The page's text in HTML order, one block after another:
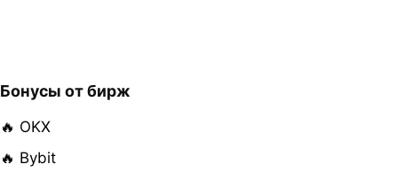
Бонусы от бирж
🔥 OKX
🔥 Bybit